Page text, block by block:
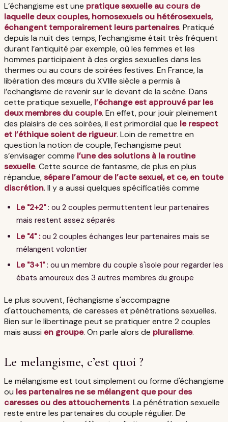
L’échangisme est une pratique sexuelle au cours de
laquelle deux couples, homosexuels ou hétérosexuels,
échangent temporairement leurs partenaires. Pratiqué
depuis la nuit des temps, l’echangisme était très fréquent
durant l’antiquité par exemple, où les femmes et les
hommes participaient à des orgies sexuelles dans les
thermes ou au cours de soirées festives. En France, la
libération des mœurs du XVIIIe siècle a permis à
l’echangisme de revenir sur le devant de la scène. Dans
cette pratique sexuelle, l’échange est approuvé par les
deux membres du couple. En effet, pour jouir pleinement
des plaisirs de ces soirées, il est primordial que le respect
et l’éthique soient de rigueur. Loin de remettre en
question la notion de couple, l’echangisme peut
s’envisager comme l’une des solutions à la routine
sexuelle. Cette source de fantasme, de plus en plus
répandue,sépare l’amour de l’acte sexuel, et ce, en toute
discrétion. Il y a aussi quelques spécificatiés comme
Le "2+2": ou 2 couples permuttentent leur partenaires
mais restent assez séparés
Le "4" :ou 2 couples échanges leur partenaires mais se
mélangent volontier
Le "3+1": ou un membre du couple s'isole pour regarder les
ébats amoureux des 3 autres membres du groupe
Le plus souvent, l'échangisme s'accompagne
d'attouchements, de caresses et pénétrations sexuelles.
Bien sur le libertinage peut se pratiquer entre 2 couples
mais aussi en groupe. On parle alors de pluralisme.
Le melangisme, c’est quoi ?
Le mélangisme est tout simplement ou forme d'échangisme
ou les partenaires ne se mélangent que pour des
caresses ou des attouchements. La pénétration sexuelle
reste entre les partenaires du couple régulier. De